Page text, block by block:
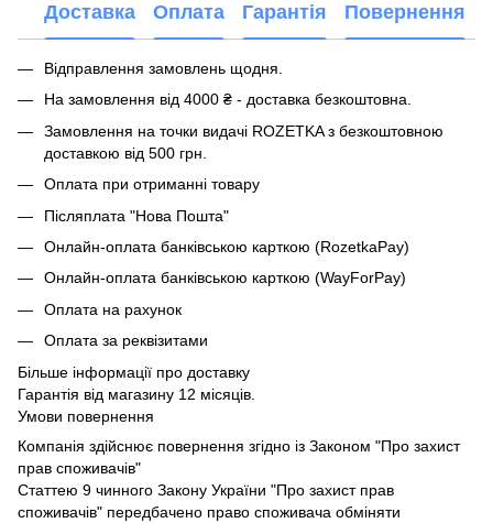
Доставка Оплата Гарантія Повернення
Відправлення замовлень щодня.
На замовлення від 4000 ₴ - доставка безкоштовна.
Замовлення на точки видачі ROZETKA з безкоштовною
доставкою від 500 грн.
Оплата при отриманні товару
Післяплата "Нова Пошта"
Онлайн-оплата банківською карткою (RozetkaPay)
Онлайн-оплата банківською карткою (WayForPay)
Оплата на рахунок
Оплата за реквізитами
Більше інформації про доставку
Гарантія від магазину 12 місяців.
Умови повернення
Компанія здійснює повернення згідно із Законом "Про захист
прав споживачів"
Статтею 9 чинного Закону України "Про захист прав
споживачів" передбачено право споживача обміняти